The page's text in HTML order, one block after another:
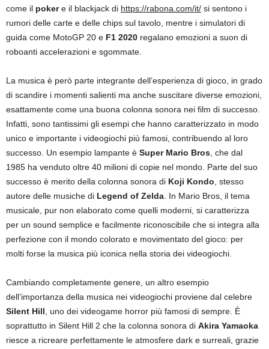
come il pokere il blackjack di https://rabona.com/it/ si sentono i
rumori delle carte e delle chips sul tavolo, mentre i simulatori di
guida come MotoGP 20 e F1 2020 regalano emozioni a suon di
roboanti accelerazioni e sgommate.
La musica è però parte integrante dell’esperienza di gioco, in grado
di scandire i momenti salienti ma anche suscitare diverse emozioni,
esattamente come una buona colonna sonora nei film di successo.
Infatti, sono tantissimi gli esempi che hanno caratterizzato in modo
unico e importante i videogiochi più famosi, contribuendo al loro
successo. Un esempio lampante è Super Mario Bros, che dal
1985 ha venduto oltre 40 milioni di copie nel mondo. Parte del suo
successo è merito della colonna sonora di Koji Kondo, stesso
autore delle musiche di Legend of Zelda. In Mario Bros, il tema
musicale, pur non elaborato come quelli moderni, si caratterizza
per un sound semplice e facilmente riconoscibile che si integra alla
perfezione con il mondo colorato e movimentato del gioco: per
molti forse la musica più iconica nella storia dei videogiochi.
Cambiando completamente genere, un altro esempio
dell’importanza della musica nei videogiochi proviene dal celebre
Silent Hill, uno dei videogame horror più famosi di sempre. È
soprattutto in Silent Hill 2 che la colonna sonora di Akira Yamaoka
riesce a ricreare perfettamente le atmosfere dark e surreali, grazie